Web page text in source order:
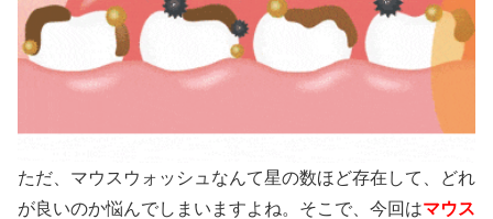
ただ、マウスウォッシュなんて星の数ほど存在して、どれ
が良いのか悩んでしまいますよね。そこで、今回はマウス